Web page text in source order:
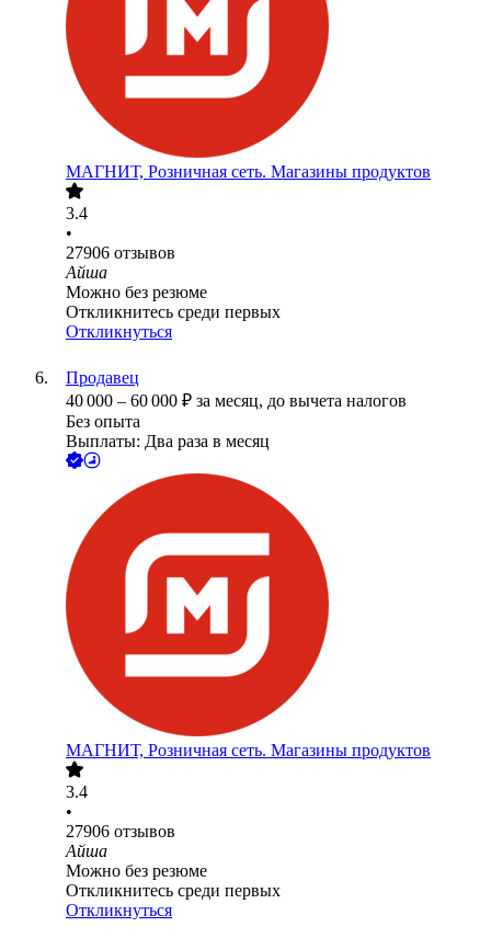
МАГНИТ, Розничная сеть. Магазины продуктов
3.4
•
27906 отзывов
Айша
Можно без резюме
Откликнитесь среди первых
Откликнуться
Продавец
40 000 – 60 000 ₽ за месяц, до вычета налогов
Без опыта
Выплаты: Два раза в месяц
МАГНИТ, Розничная сеть. Магазины продуктов
3.4
•
27906 отзывов
Айша
Можно без резюме
Откликнитесь среди первых
Откликнуться